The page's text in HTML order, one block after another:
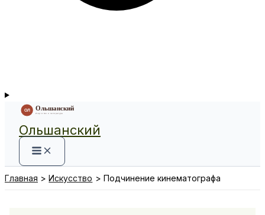
Ольшанский
Главная Искусство Подчинение кинематографа